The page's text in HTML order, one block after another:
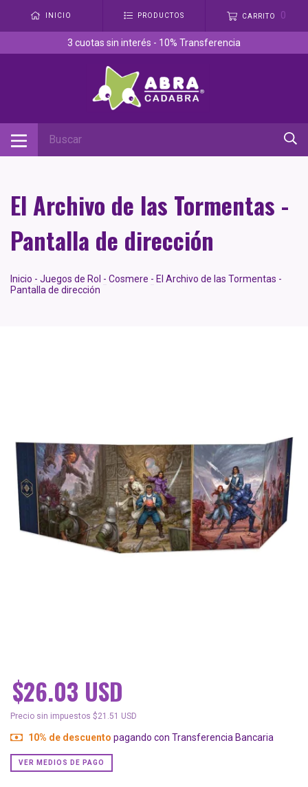
INICIO PRODUCTOS CARRITO 0
3 cuotas sin interés - 10% Transferencia
El Archivo de las Tormentas -
Pantalla de dirección
Inicio - Juegos de Rol - Cosmere - El Archivo de las Tormentas -
Pantalla de dirección
$26.03 USD
Precio sin impuestos $21.51 USD
10% de descuento pagando con Transferencia Bancaria
VER MEDIOS DE PAGO